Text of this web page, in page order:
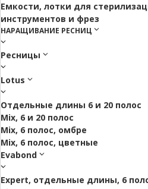
Емкости, лотки для
инструментов и фрез
НАРАЩИВАНИЕ РЕСНИЦ
Ресницы
Lotus
Отдельные длины 6 и 20 полос
Mix, 6 и 20 полос
Mix, 6 полос, омбре
Mix, 6 полос, цветные
Evabond
Expert, отдельные длины, 6